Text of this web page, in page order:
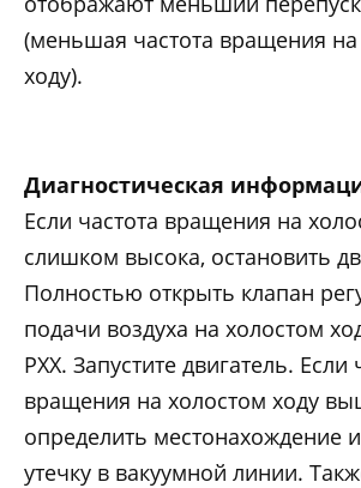
(меньшая частота вращения на
ходу).
Диагностическая
Если частота вращения на
слишком высока, остановить
Полностью открыть клапан
подачи воздуха на холостом
РХХ. Запустите двигатель. Если
вращения на холостом ходу
определить местонахождение
утечку в вакуумной линии.